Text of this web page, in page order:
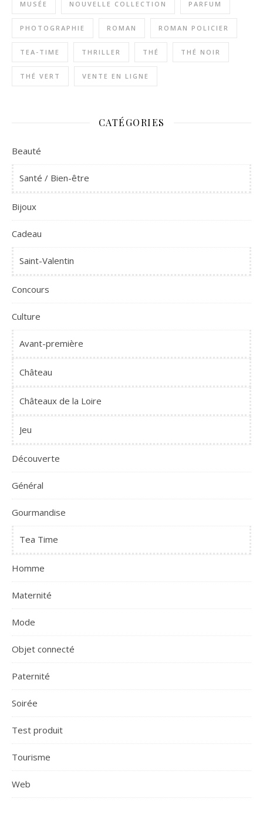
MUSÉE NOUVELLE COLLECTION PARFUM
PHOTOGRAPHIE ROMAN ROMAN POLICIER
TEA-TIME THRILLER THÉ THÉ NOIR
THÉ VERT VENTE EN LIGNE
CATÉGORIES
Beauté
Santé / Bien-être
Bijoux
Cadeau
Saint-Valentin
Concours
Culture
Avant-première
Château
Châteaux de la Loire
Jeu
Découverte
Général
Gourmandise
Tea Time
Homme
Maternité
Mode
Objet connecté
Paternité
Soirée
Test produit
Tourisme
Web